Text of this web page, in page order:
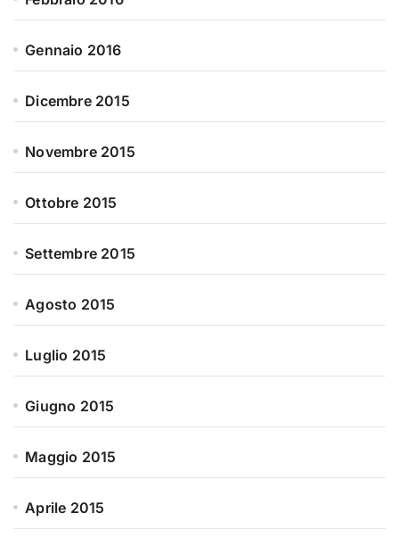
Gennaio 2016
Dicembre 2015
Novembre 2015
Ottobre 2015
Settembre 2015
Agosto 2015
Luglio 2015
Giugno 2015
Maggio 2015
Aprile 2015